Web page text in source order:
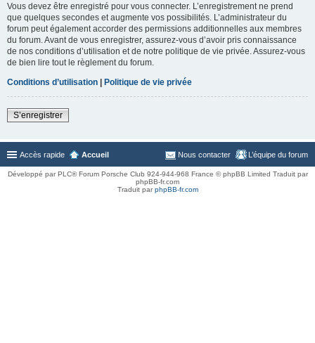
Vous devez être enregistré pour vous connecter. L’enregistrement ne prend
que quelques secondes et augmente vos possibilités. L’administrateur du
forum peut également accorder des permissions additionnelles aux membres
du forum. Avant de vous enregistrer, assurez-vous d’avoir pris connaissance
de nos conditions d’utilisation et de notre politique de vie privée. Assurez-vous
de bien lire tout le règlement du forum.
Conditions d’utilisation | Politique de vie privée
S’enregistrer
Accès rapide Accueil L’équipe du forum
Nous contacter
Développé par PLC® Forum Porsche Club 924-944-968 France © phpBB Limited Traduit par
phpBB-fr.com
Traduit parphpBB-fr.com